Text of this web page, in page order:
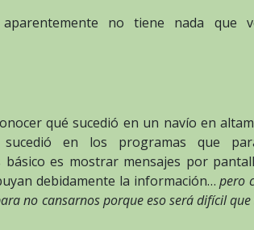
no tiene nada que
qué sucedió en un navío en
sucedió en los programas que
es mostrar mensajes por
debidamente la información…pero
no cansarnos porque eso será difícil que